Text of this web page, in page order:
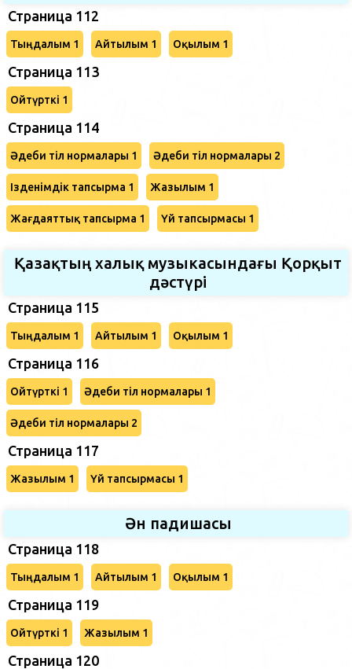
Страница 112
Тыңдалым 1 Айтылым 1 Оқылым 1
Страница 113
Ойтүрткі 1
Страница 114
Әдеби тіл нормалары 1 Әдеби тіл нормалары 2
Ізденімдік тапсырма 1 Жазылым 1
Жағдаяттық тапсырма 1 Үй тапсырмасы 1
Қазақтың халық музыкасындағы Қорқыт
дәстүрі
Страница 115
Тыңдалым 1 Айтылым 1 Оқылым 1
Страница 116
Ойтүрткі 1 Әдеби тіл нормалары 1
Әдеби тіл нормалары 2
Страница 117
Жазылым 1 Үй тапсырмасы 1
Ән падишасы
Страница 118
Тыңдалым 1 Айтылым 1 Оқылым 1
Страница 119
Ойтүрткі 1 Жазылым 1
Страница 120